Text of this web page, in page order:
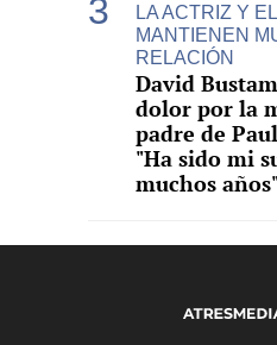
LA ACTRIZ Y
MANTIENEN
RELACIÓN
David
dolor por la
padre de
"Ha sido mi
muchos